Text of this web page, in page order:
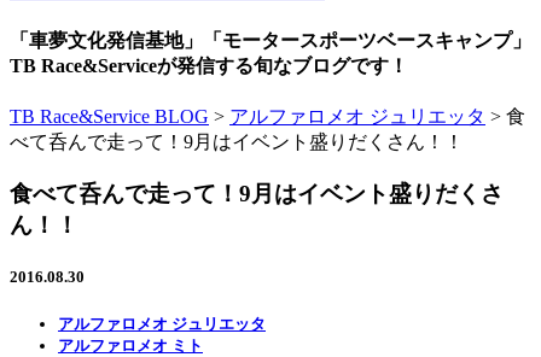
「車夢文化発信基地」「モータースポーツベースキャンプ」
TB Race&Serviceが発信する旬なブログです！
TB Race&Service BLOG > アルファロメオ ジュリエッタ > 食
べて呑んで走って！9月はイベント盛りだくさん！！
食べて呑んで走って！9月はイベント盛りだくさ
ん！！
2016.08.30
アルファロメオ ジュリエッタ
アルファロメオ ミト